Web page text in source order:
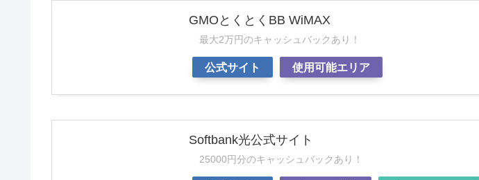
GMOとくとくBB WiMAX
最大2万円のキャッシュバックあり！
公式サイト 使用可能エリア
Softbank光公式サイト
25000円分のキャッシュバックあり！